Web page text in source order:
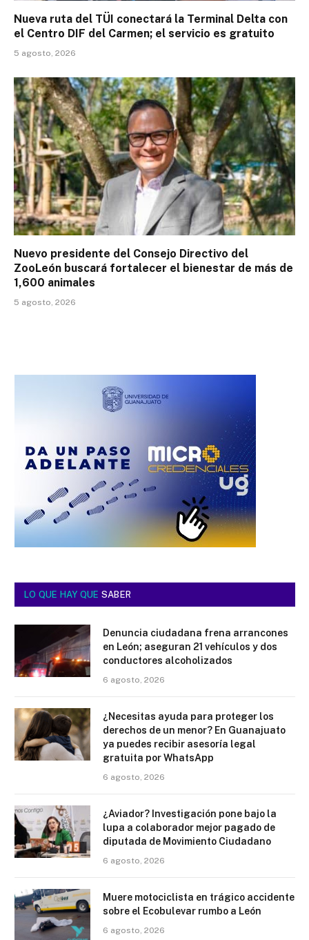
Nueva ruta del TÜI conectará la Terminal Delta con
el Centro DIF del Carmen; el servicio es gratuito
5 agosto, 2026
Nuevo presidente del Consejo Directivo del
ZooLeón buscará fortalecer el bienestar de más de
1,600 animales
5 agosto, 2026
LO QUE HAY QUE SABER
Denuncia ciudadana frena arrancones
en León; aseguran 21 vehículos y dos
conductores alcoholizados
6 agosto, 2026
¿Necesitas ayuda para proteger los
derechos de un menor? En Guanajuato
ya puedes recibir asesoría legal
gratuita por WhatsApp
6 agosto, 2026
¿Aviador? Investigación pone bajo la
lupa a colaborador mejor pagado de
diputada de Movimiento Ciudadano
6 agosto, 2026
Muere motociclista en trágico accidente
sobre el Ecobulevar rumbo a León
6 agosto, 2026